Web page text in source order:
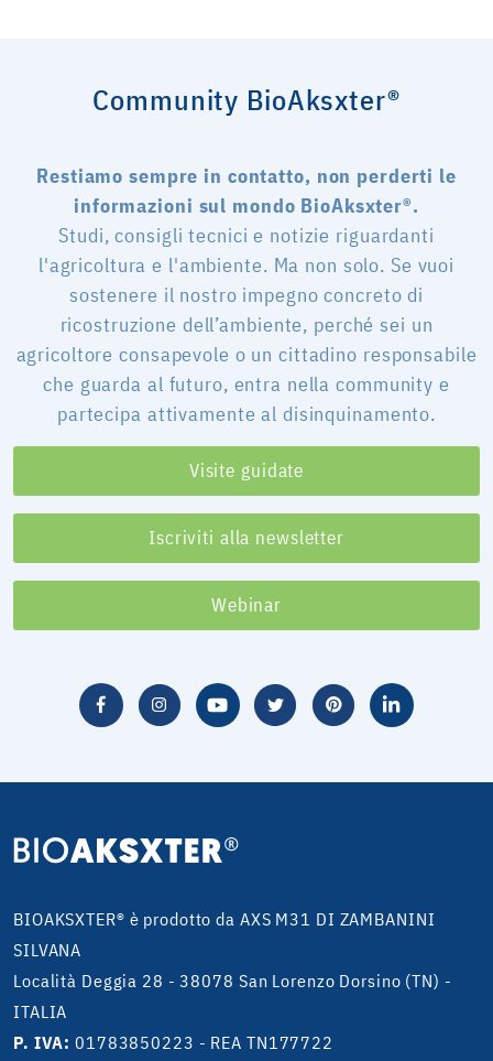
Community BioAksxter®
Restiamo sempre in contatto, non perderti le
informazioni sul mondo BioAksxter®.
Studi, consigli tecnici e notizie riguardanti
l'agricoltura e l'ambiente. Ma non solo. Se vuoi
sostenere il nostro impegno concreto di
ricostruzione dell’ambiente, perché sei un
agricoltore consapevole o un cittadino responsabile
che guarda al futuro, entra nella community e
partecipa attivamente al disinquinamento.
Visite guidate
Iscriviti alla newsletter
Webinar
BIOAKSXTER® è prodotto da AXS M31 DI ZAMBANINI
SILVANA
Località Deggia 28 - 38078 San Lorenzo Dorsino (TN) -
ITALIA
P. IVA: 01783850223 - REA TN177722